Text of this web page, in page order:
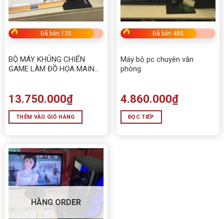
Đã bán 135
BỘ MÁY KHỦNG CHIẾN
GAME LÀM ĐỒ HỌA MAIN
Ram,SSD 120G ,Case
13.750.000₫
THÊM VÀO GIỎ HÀNG
Đã bán 480
Máy bộ pc chuyên văn
phòng
4.860.000₫
ĐỌC TIẾP
HÀNG ORDER